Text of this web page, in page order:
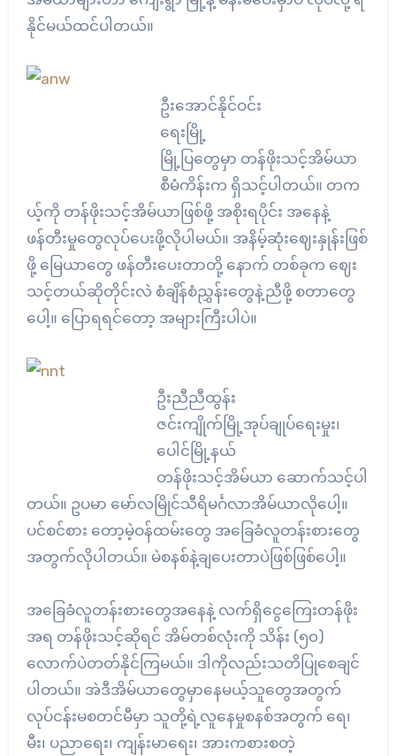
နိုင်မယ်ထင်ပါတယ်။
ဦးအောင်နိုင်ဝင်း
ရေးမြို့
မြို့ပြတွေမှာ တန်ဖိုးသင့်အိမ်ယာ
စီမံကိန်းက ရှိသင့်ပါတယ်။ တက
ယ့်ကို တန်ဖိုးသင့်အိမ်ယာဖြစ်ဖို့ အစိုးရပိုင်း အနေနဲ့
ဖန်တီးမှုတွေလုပ်ပေးဖို့လိုပါမယ်။ အနိမ့်ဆုံးဈေးနှုန်းဖြစ်
ဖို့ မြေယာတွေ ဖန်တီးပေးတာတို့ နောက် တစ်ခုက ဈေး
သင့်တယ်ဆိုတိုင်းလဲ စံချိန်စံညွှန်းတွေနဲ့ညီဖို့ စတာတွေ
ပေါ့။ ပြောရရင်တော့ အများကြီးပါပဲ။
ဦးညီညီထွန်း
ဇင်းကျိုက်မြို့အုပ်ချုပ်ရေးမှုး၊
ပေါင်မြို့နယ်
တန်ဖိုးသင့်အိမ်ယာ ဆောက်သင့်ပါ
တယ်။ ဥပမာ မော်လမြိုင်သီရိမင်္ဂလာအိမ်ယာလိုပေါ့။
ပင်စင်စား တော့မဲ့ဝန်ထမ်းတွေ အခြေခံလူတန်းစားတွေ
အတွက်လိုပါတယ်။ မဲစနစ်နဲ့ချပေးတာပဲဖြစ်ဖြစ်ပေါ့။
အခြေခံလူတန်းစားတွေအနေနဲ့ လက်ရှိငွေကြေးတန်ဖိုး
အရ တန်ဖိုးသင့်ဆိုရင် အိမ်တစ်လုံးကို သိန်း (၅၀)
လောက်ပဲတတ်နိုင်ကြမယ်။ ဒါကိုလည်းသတိပြုစေချင်
ပါတယ်။ အဲဒီအိမ်ယာတွေမှာနေမယ့်သူတွေအတွက်
လုပ်ငန်းမစတင်မီမှာ သူတို့ရဲ့လူနေမှုစနစ်အတွက် ရေ၊
မီး၊ ပညာရေး၊ ကျန်းမာရေး၊ အားကစားစတဲ့